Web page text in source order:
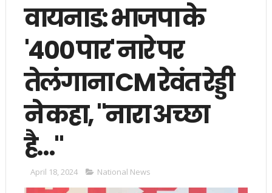
वायनाड: भाजपा के
'400 पार' नारे पर
तेलंगाना CM रेवंत रेड्डी
ने कहा, "नारा अच्छा
है..."
April 18, 2024 National News